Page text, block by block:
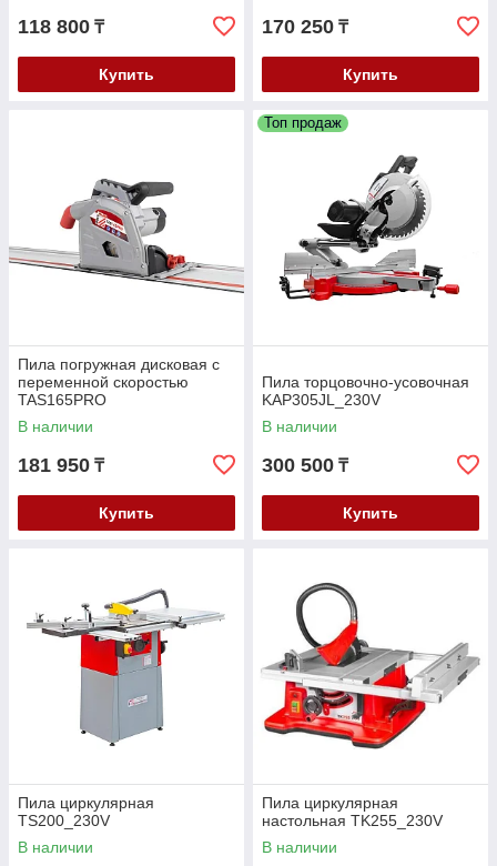
118 800 ₸
Купить
170 250 ₸
Купить
Пила погружная дисковая с
переменной скоростью
TAS165PRO
В наличии
181 950 ₸
Купить
Топ продаж
Пила торцовочно-усовочная
KAP305JL_230V
В наличии
300 500 ₸
Купить
Пила циркулярная
TS200_230V
В наличии
Пила циркулярная
настольная TK255_230V
В наличии